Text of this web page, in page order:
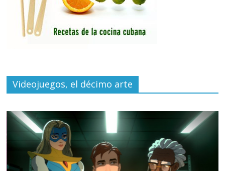
Videojuegos, el décimo arte